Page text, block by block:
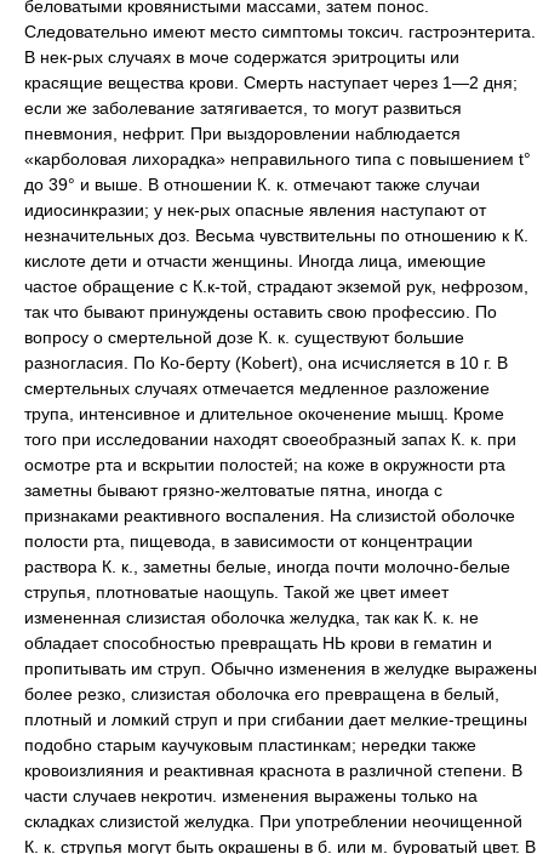
беловатыми кровянистыми массами, затем понос.
Следовательно имеют место симптомы токсич. гастроэнтерита.
В нек-рых случаях в моче содержатся эритроциты или
красящие вещества крови. Смерть наступает через 1—2 дня;
если же заболевание затягивается, то могут развиться
пневмония, нефрит. При выздоровлении наблюдается
«карболовая лихорадка» неправильного типа с повышением t°
до 39° и выше. В отношении К. к. отмечают также случаи
идиосинкразии; у нек-рых опасные явления наступают от
незначительных доз. Весьма чувствительны по отношению к К.
кислоте дети и отчасти женщины. Иногда лица, имеющие
частое обращение с К.к-той, страдают экземой рук, нефрозом,
так что бывают принуждены оставить свою профессию. По
вопросу о смертельной дозе К. к. существуют большие
разногласия. По Ко-берту (Kobert), она исчисляется в 10 г. В
смертельных случаях отмечается медленное разложение
трупа, интенсивное и длительное окоченение мышц. Кроме
того при исследовании находят своеобразный запах К. к. при
осмотре рта и вскрытии полостей; на коже в окружности рта
заметны бывают грязно-желтоватые пятна, иногда с
признаками реактивного воспаления. На слизистой оболочке
полости рта, пищевода, в зависимости от концентрации
раствора К. к., заметны белые, иногда почти молочно-белые
струпья, плотноватые наощупь. Такой же цвет имеет
измененная слизистая оболочка желудка, так как К. к. не
обладает способностью превращать НЬ крови в гематин и
пропитывать им струп. Обычно изменения в желудке выражены
более резко, слизистая оболочка его превращена в белый,
плотный и ломкий струп и при сгибании дает мелкие-трещины
подобно старым каучуковым пластинкам; нередки также
кровоизлияния и реактивная краснота в различной степени. В
части случаев некротич. изменения выражены только на
складках слизистой желудка. При употреблении неочищенной
К. к. струпья могут быть окрашены в б. или м. буроватый цвет. В